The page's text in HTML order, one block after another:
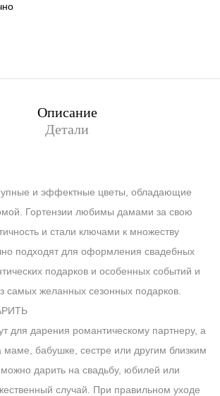
Описание
Детали
и эффектные цветы, обладающие
Гортензии любимы дамами за свою
и стали ключами к множеству
подходят для оформления свадебных
подарков и особенных событий и
самых желанных сезонных подарков.
для дарения романтическому партнеру, а
маме, бабушке, сестре или другим близким
дарить на свадьбу, юбилей или
случай. При правильном уходе